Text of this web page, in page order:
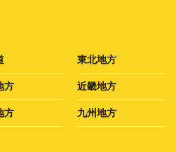
東北地方
方 近畿地方
方 九州地方